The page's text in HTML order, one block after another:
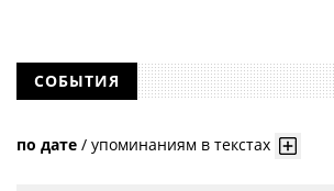
СОБЫТИЯ
по дате / упоминаниям в текстах